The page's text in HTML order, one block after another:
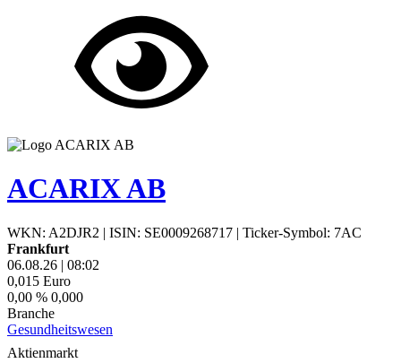
ACARIX AB
WKN: A2DJR2 | ISIN: SE0009268717 | Ticker-Symbol: 7AC
Frankfurt
06.08.26 | 08:02
0,015 Euro
0,00 % 0,000
Branche
Gesundheitswesen
Aktienmarkt